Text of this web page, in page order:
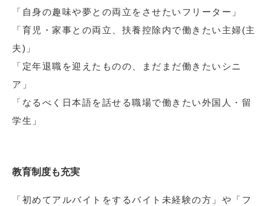
「自身の趣味や夢との両立をさせたいフリーター」
「育児・家事との両立、扶養控除内で働きたい主婦(主
夫)」
「定年退職を迎えたものの、まだまだ働きたいシニ
ア」
「なるべく日本語を話せる職場で働きたい外国人・留
学生」
教育制度も充実
「初めてアルバイトをするバイト未経験の方」や「フ